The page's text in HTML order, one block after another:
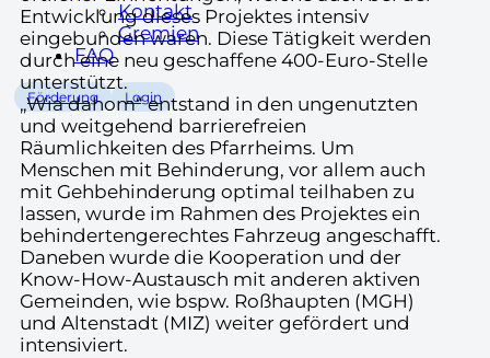
Kontakt
Gremien
FAQ
Förderung Login
Entwicklung dieses Projektes intensiv
eingebunden waren. Diese Tätigkeit werden
durch eine neu geschaffene 400-Euro-Stelle
unterstützt.
„Wia dahom“ entstand in den ungenutzten
und weitgehend barrierefreien
Räumlichkeiten des Pfarrheims. Um
Menschen mit Behinderung, vor allem auch
mit Gehbehinderung optimal teilhaben zu
lassen, wurde im Rahmen des Projektes ein
behindertengerechtes Fahrzeug angeschafft.
Daneben wurde die Kooperation und der
Know-How-Austausch mit anderen aktiven
Gemeinden, wie bspw. Roßhaupten (MGH)
und Altenstadt (MIZ) weiter gefördert und
intensiviert.